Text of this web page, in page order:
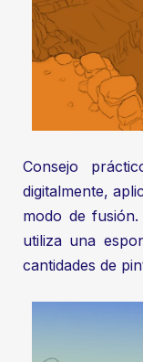
Consejo
digitalmente,
modo de
utiliza una
cantidades de